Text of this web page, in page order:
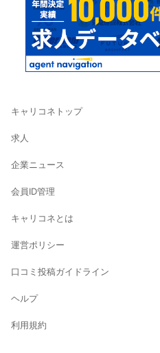
キャリコネトップ
求人
企業ニュース
会員ID管理
キャリコネとは
運営ポリシー
口コミ投稿ガイドライン
ヘルプ
利用規約